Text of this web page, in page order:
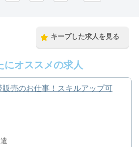
キープした求人を見る
にオススメの求人
売のお仕事！スキルアップ可